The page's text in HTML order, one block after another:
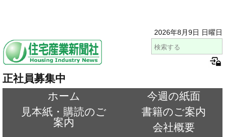
2026年8月9日 日曜日
正社員募集中
ホーム
今週の紙面
見本紙・購読のご
案内
書籍のご案内
会社概要